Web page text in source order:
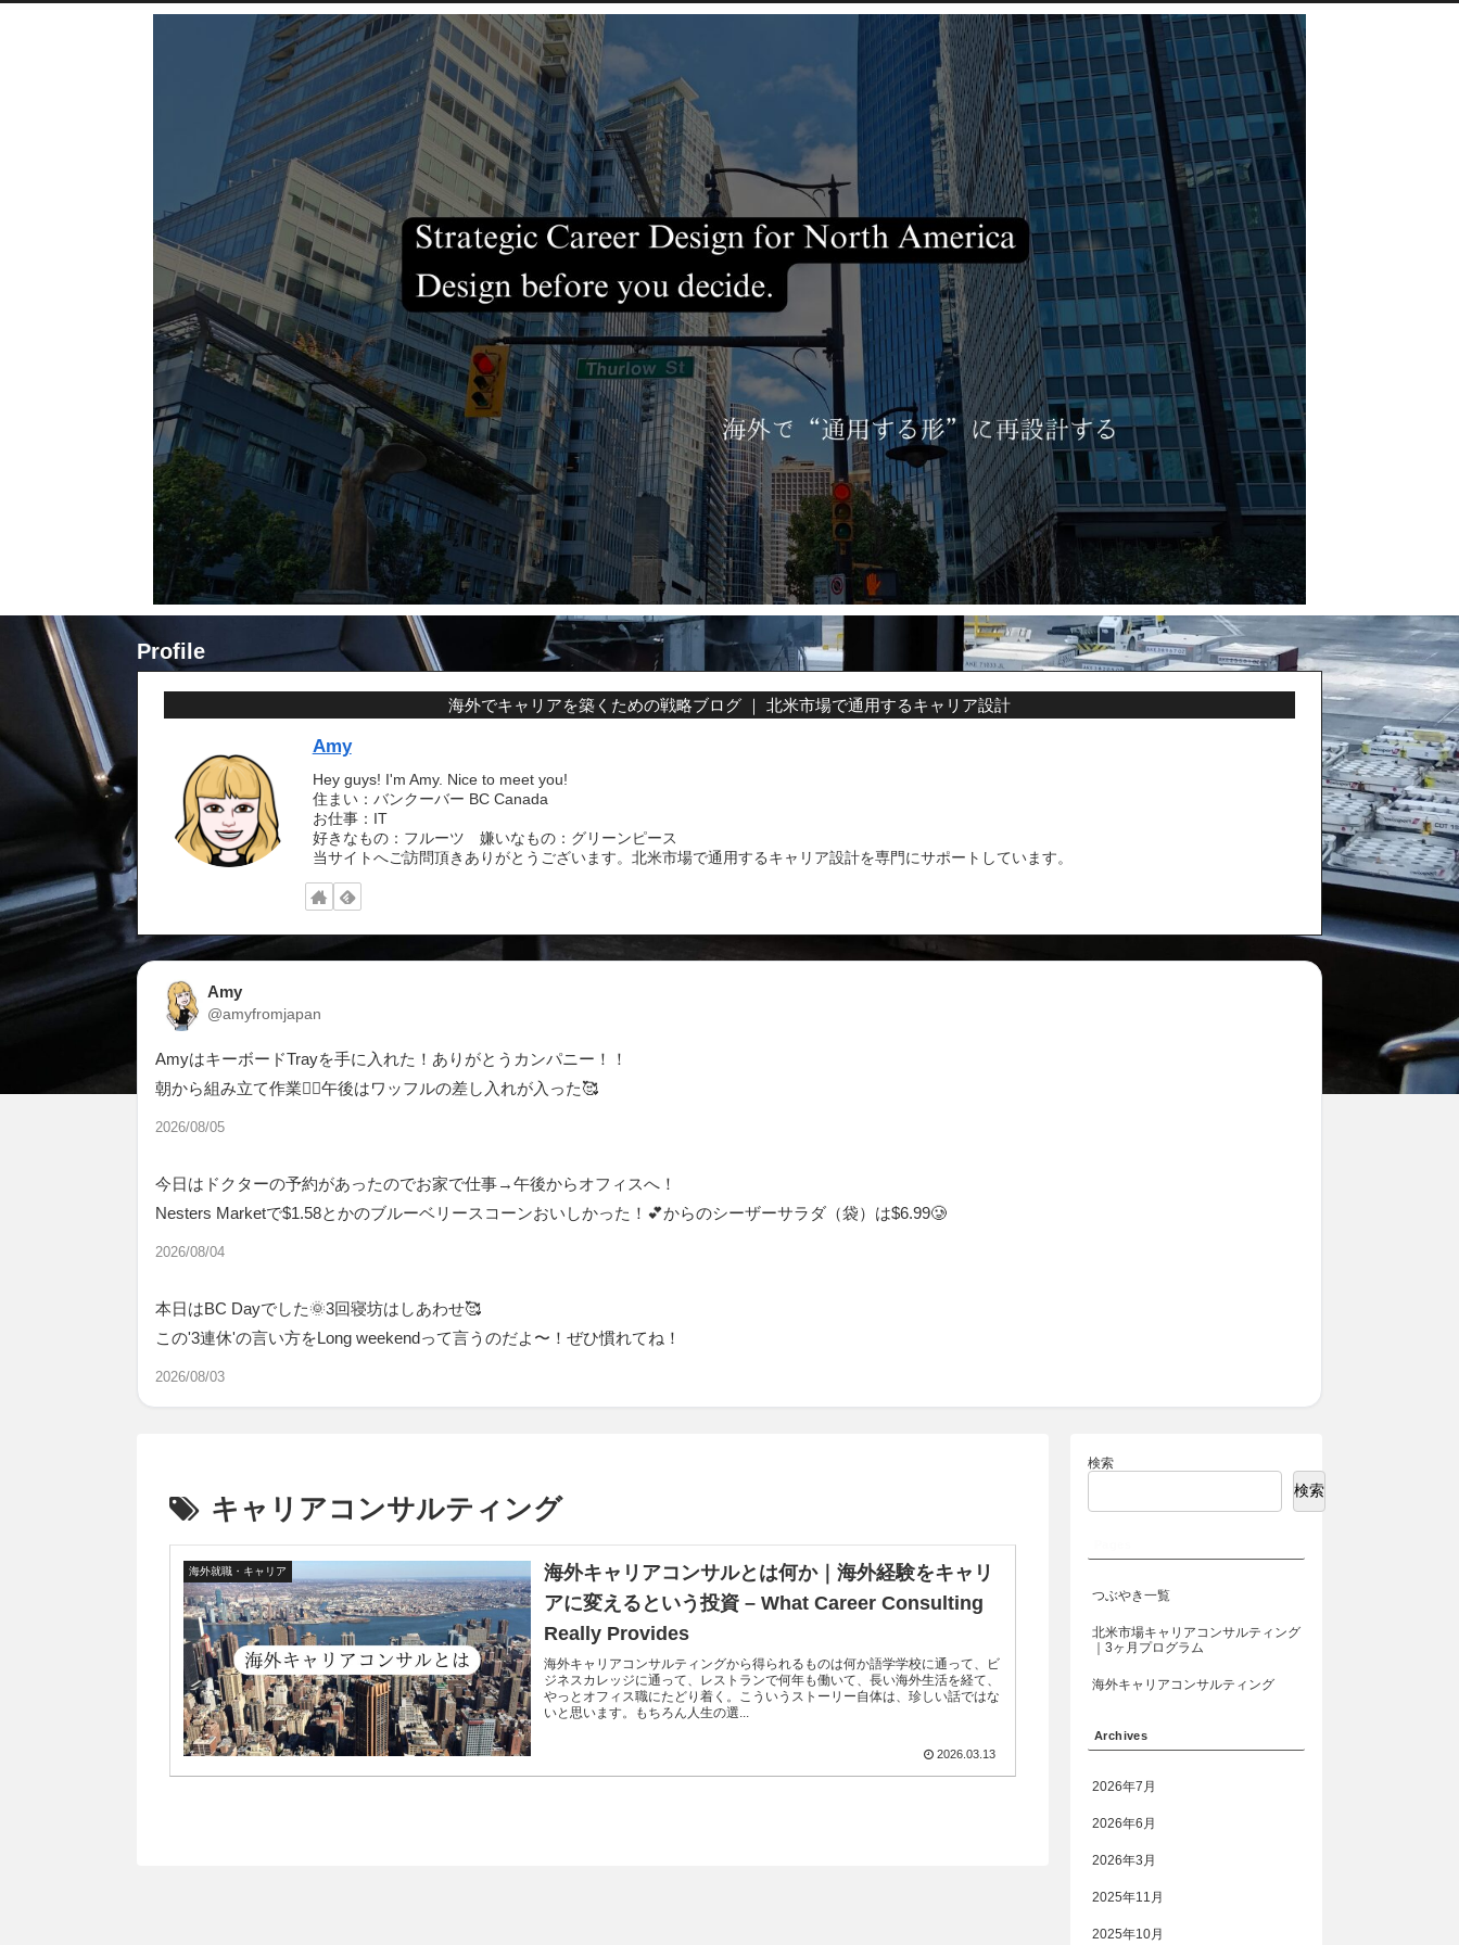
Profile
海外でキャリアを築くための戦略ブログ ｜ 北米市場で通用するキャリア設計
Amy
Hey guys! I'm Amy. Nice to meet you!
住まい：バンクーバー BC Canada
お仕事：IT
好きなもの：フルーツ 嫌いなもの：グリーンピース
当サイトへご訪問頂きありがとうございます。北米市場で通用するキャリア設計を専門にサポートしています。
Amy
@amyfromjapan
AmyはキーボードTrayを手に入れた！ありがとうカンパニー！！
朝から組み立て作業👷‍♂️午後はワッフルの差し入れが入った🥰
2026/08/05
今日はドクターの予約があったのでお家で仕事→午後からオフィスへ！
Nesters Marketで$1.58とかのブルーベリースコーンおいしかった！💕からのシーザーサラダ（袋）は$6.99🥲
2026/08/04
本日はBC Dayでした🌞3回寝坊はしあわせ🥰
この'3連休'の言い方をLong weekendって言うのだよ〜！ぜひ慣れてね！
2026/08/03
キャリアコンサルティング
海外就職・キャリア
海外キャリアコンサルとは何か｜海外経験をキャリ
アに変えるという投資 – What Career Consulting
Really Provides
海外キャリアコンサルティングから得られるものは何か語学学校に通って、ビ
ジネスカレッジに通って、レストランで何年も働いて、長い海外生活を経て、
やっとオフィス職にたどり着く。こういうストーリー自体は、珍しい話ではな
いと思います。もちろん人生の選...
2026.03.13
検索
検索
つぶやき一覧
北米市場キャリアコンサルティング
｜3ヶ月プログラム
海外キャリアコンサルティング
Archives
2026年7月
2026年6月
2026年3月
2025年11月
2025年10月